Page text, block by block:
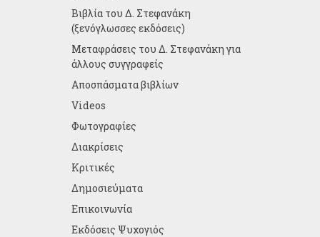
Βιβλία του Δ. Στεφανάκη
(ξενόγλωσσες εκδόσεις)
Μεταφράσεις του Δ. Στεφανάκη για
άλλους συγγραφείς
Αποσπάσματα βιβλίων
Videos
Φωτογραφίες
Διακρίσεις
Κριτικές
Δημοσιεύματα
Επικοινωνία
Εκδόσεις Ψυχογιός